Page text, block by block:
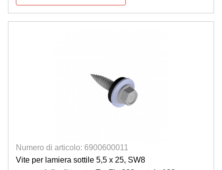
Numero di articolo: 6900600011
Vite per lamiera sottile 5,5 x 25, SW8